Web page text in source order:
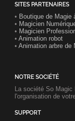
SITES PARTENAIRES
• Boutique de Magie
• Magicien
• Magicien
• Animation robot
• Animation arbre de
NOTRE SOCIÉTÉ
La société So
l'organisation de
SUPPORT